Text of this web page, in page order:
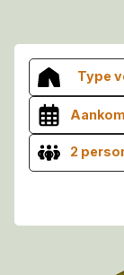
Type
2